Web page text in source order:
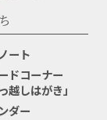
ート
ドコーナー
越しはがき」
ダー